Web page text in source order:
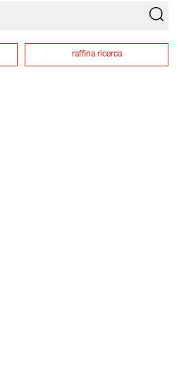
raffina ricerca